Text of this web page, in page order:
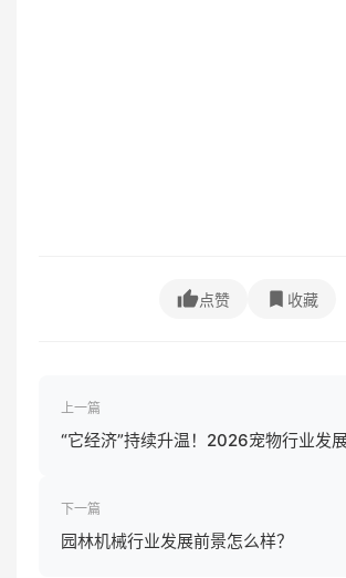
点赞 收藏
上一篇
“它经济”持续升温！2026宠物行业发
下一篇
园林机械行业发展前景怎么样？